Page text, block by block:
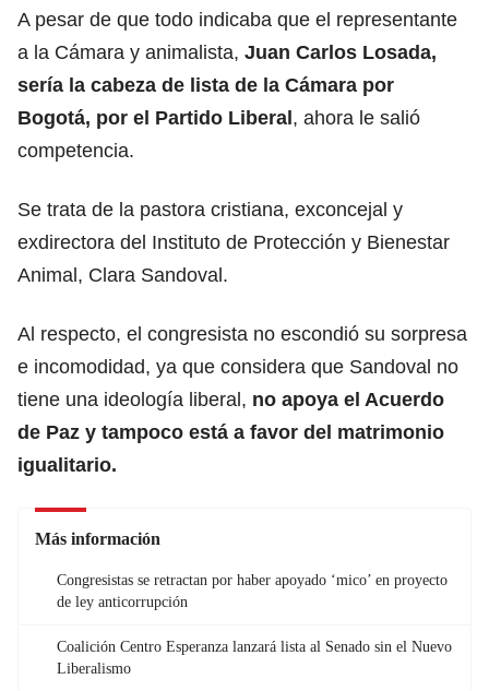
A pesar de que todo indicaba que el representante
a la Cámara y animalista, Juan Carlos Losada,
sería la cabeza de lista de la Cámara por
Bogotá, por el Partido Liberal, ahora le salió
competencia.
Se trata de la pastora cristiana, exconcejal y
exdirectora del Instituto de Protección y Bienestar
Animal, Clara Sandoval.
Al respecto, el congresista no escondió su sorpresa
e incomodidad, ya que considera que Sandoval no
tiene una ideología liberal, no apoya el Acuerdo
de Paz y tampoco está a favor del matrimonio
igualitario.
Más información
Congresistas se retractan por haber apoyado ‘mico’ en proyecto
de ley anticorrupción
Coalición Centro Esperanza lanzará lista al Senado sin el Nuevo
Liberalismo